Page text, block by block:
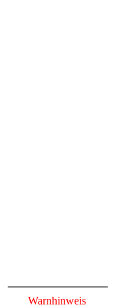
Warnhinweis